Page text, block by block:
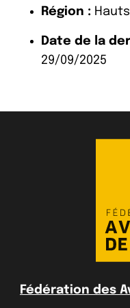
Région :
Date de la
29/09/2025
Fédération des